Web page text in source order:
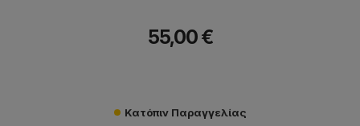
55,00 €
Κατόπιν Παραγγελίας